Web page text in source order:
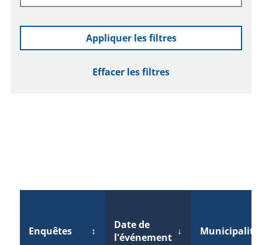
Appliquer les filtres
Effacer les filtres
Enquêtes ↕
Date de
l'événement ↓ Municipalité